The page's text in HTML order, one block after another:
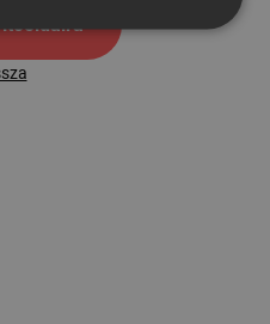
nyítóoldalra